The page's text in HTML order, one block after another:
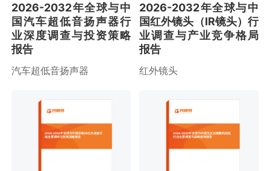
2026-2032年全球与中
国汽车超低音扬声器行
业深度调查与投资策略
报告
汽车超低音扬声器
2026-2032年全球与中
国红外镜头（IR镜头）行
业调查与产业竞争格局
报告
红外镜头
2026-2032年全球与中国非制冷红外成像市
场全景调研与投资战略报告
2026-2032年全球与中国无反光镜数码相机
行业全景调查与战略咨询报告